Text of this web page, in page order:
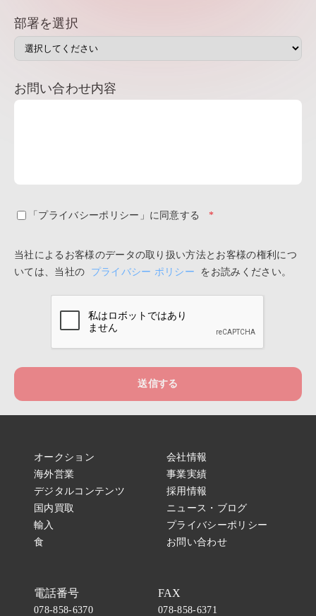
部署を選択
お問い合わせ内容
「プライバシーポリシー」に同意する *
当社によるお客様のデータの取り扱い方法とお客様の権利につ
いては、当社の
プライバシー ポリシー をお読みください。
送信する
オークション
海外営業
デジタルコンテンツ
国内買取
輸入
食
会社情報
事業実績
採用情報
ニュース・ブログ
プライバシーポリシー
お問い合わせ
電話番号
078-858-6370
FAX
078-858-6371